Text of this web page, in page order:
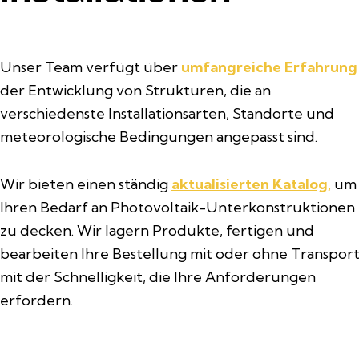
Unser Team verfügt über umfangreiche Erfahrung
der Entwicklung von Strukturen, die an
verschiedenste Installationsarten, Standorte und
meteorologische Bedingungen angepasst sind.
Wir bieten einen ständig aktualisierten Katalog, um
Ihren Bedarf an Photovoltaik-Unterkonstruktionen
zu decken. Wir lagern Produkte, fertigen und
bearbeiten Ihre Bestellung mit oder ohne
mit der Schnelligkeit, die Ihre Anforderungen
erfordern.